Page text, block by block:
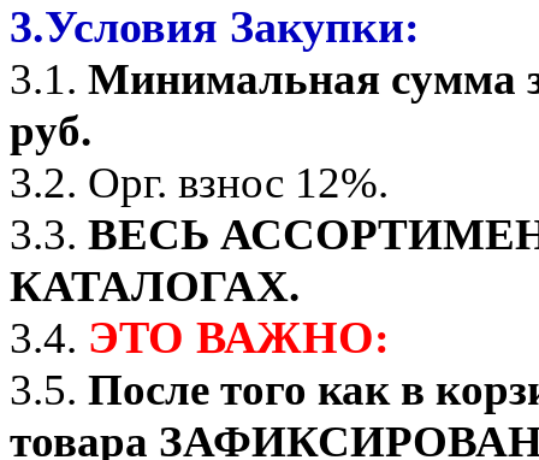
3.Условия Закупки:
3.1. Минимальная сумма
руб.
3.2. Орг. взнос 12%.
3.3. ВЕСЬ
КАТАЛОГАХ.
3.4. ЭТО ВАЖНО:
3.5. После того как в
товара ЗАФИКСИРОВАНО